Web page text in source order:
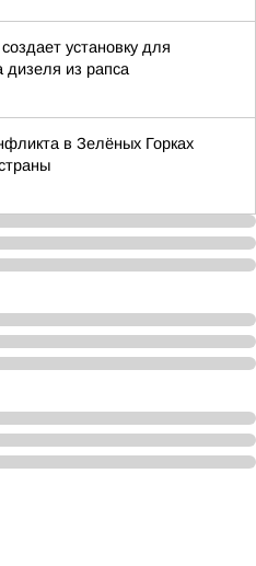
установку для
дизеля из рапса
в Зелёных Горках